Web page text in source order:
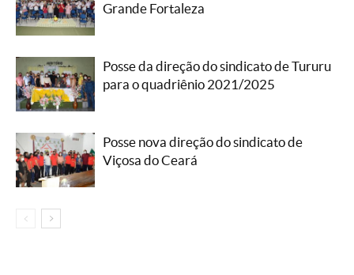
Grande Fortaleza
Posse da direção do sindicato de Tururu
para o quadriênio 2021/2025
Posse nova direção do sindicato de
Viçosa do Ceará